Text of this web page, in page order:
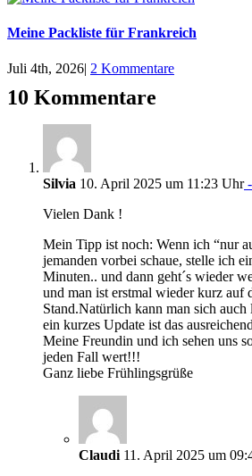
Meine Packliste für Frankreich
Juli 4th, 2026| 2 Kommentare
10 Kommentare
Silvia 10. April 2025 um 11:23 Uhr-
Vielen Dank !
Mein Tipp ist noch: Wenn ich “nur
jemanden vorbei schaue, stelle ich
Minuten.. und dann geht´s wieder
und man ist erstmal wieder kurz auf
Stand.Natürlich kann man sich
ein kurzes Update ist das
Meine Freundin und ich sehen uns
jeden Fall wert!!!
Ganz liebe Frühlingsgrüße
Claudi 11. April 2025 um